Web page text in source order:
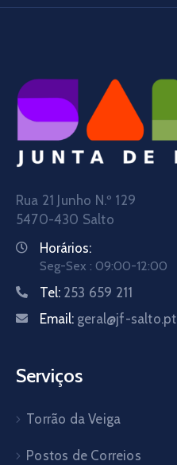
Rua 21 Junho N.º 129
5470-430 Salto
Horários:
Seg-Sex : 09:00-12:00
Tel: 253 659 211
Email: geral@jf-salto.pt
Serviços
Torrão da Veiga
Postos de Correios